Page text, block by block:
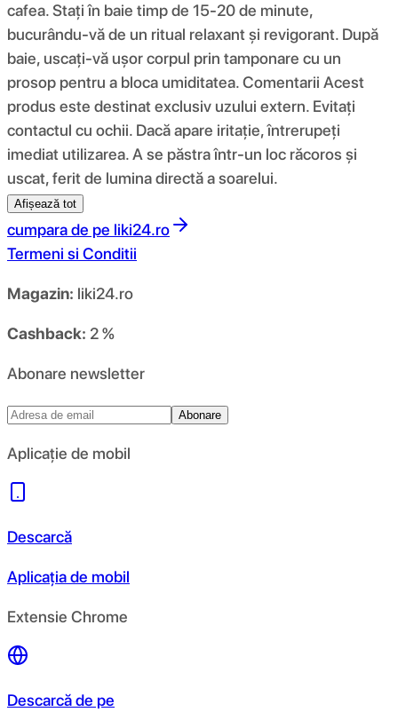
cafea. Stați în baie timp de 15-20 de minute,
bucurându-vă de un ritual relaxant și revigorant. După
baie, uscați-vă ușor corpul prin tamponare cu un
prosop pentru a bloca umiditatea. Comentarii Acest
produs este destinat exclusiv uzului extern. Evitați
contactul cu ochii. Dacă apare iritație, întrerupeți
imediat utilizarea. A se păstra într-un loc răcoros și
uscat, ferit de lumina directă a soarelui.
Afișează tot
cumpara de pe liki24.ro
Termeni si Conditii
Magazin: liki24.ro
Cashback: 2 %
Abonare newsletter
Abonare
Aplicație de mobil
Descarcă
Aplicația de mobil
Extensie Chrome
Descarcă de pe